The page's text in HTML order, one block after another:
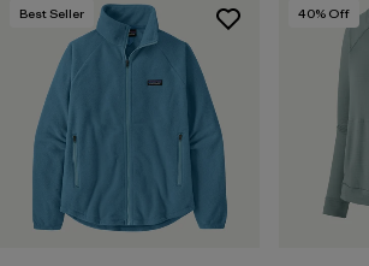
Best Seller 40% Off